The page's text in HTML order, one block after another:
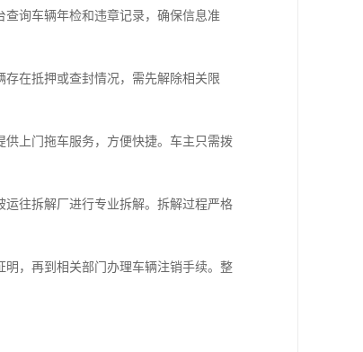
询车辆年检和违章记录，确保信息准
在抵押或查封情况，需先解除相关限
上门拖车服务，方便快捷。车主只需拨
往拆解厂进行专业拆解。拆解过程严格
，再到相关部门办理车辆注销手续。整